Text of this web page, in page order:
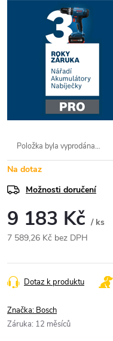
Položka byla vyprodána…
Na dotaz
Možnosti doručení
9 183 Kč / ks
7 589,26 Kč bez DPH
cena:
Dotaz k produktu
Značka: Bosch
Záruka: 12 měsíců